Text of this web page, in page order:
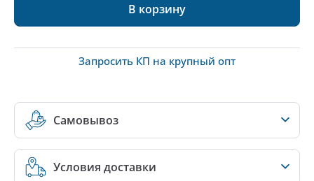
В корзину
Запросить КП на крупный опт
Самовывоз
Условия доставки